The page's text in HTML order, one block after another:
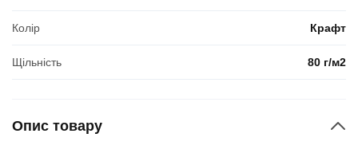
Колір Крафт
Щільність 80 г/м2
Опис товару